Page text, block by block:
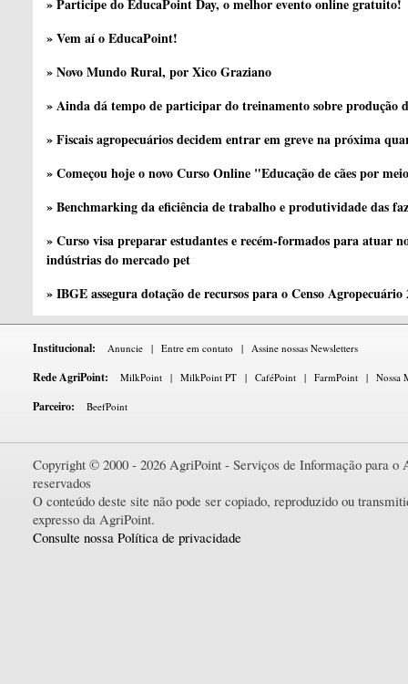
» Participe do EducaPoint Day, o melhor evento online gratuito!
» Vem aí o EducaPoint!
» Novo Mundo Rural, por Xico Graziano
» Ainda dá tempo de participar do treinamento sobre produção
» Fiscais agropecuários decidem entrar em greve na próxima
» Começou hoje o novo Curso Online "Educação de cães por
» Benchmarking da eficiência de trabalho e produtividade das
» Curso visa preparar estudantes e recém-formados para atuar
indústrias do mercado pet
» IBGE assegura dotação de recursos para o Censo Agropecuário
Institucional: Anuncie | Entre em contato | Assine nossas Newsletters
Rede AgriPoint: MilkPoint | MilkPoint PT | CaféPoint | FarmPoint | Nossa
Parceiro: BeefPoint
Copyright © 2000 - 2026 AgriPoint - Serviços de Informação para o
reservados
O conteúdo deste site não pode ser copiado, reproduzido ou
expresso da AgriPoint.
Consulte nossa Política de privacidade